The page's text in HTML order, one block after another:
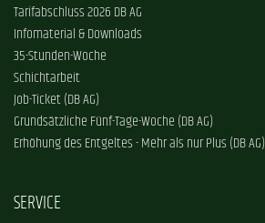
Tarifabschluss 2026 DB AG
Infomaterial & Downloads
35-Stunden-Woche
Schichtarbeit
Job-Ticket (DB AG)
Grundsätzliche Fünf-Tage-Woche (DB AG)
Erhöhung des Entgeltes - Mehr als nur Plus (DB AG)
SERVICE